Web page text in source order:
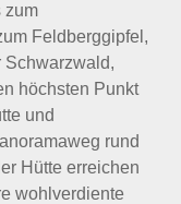
zum
Feldberggipfel,
Schwarzwald,
höchsten Punkt
und
rund
Hütte erreichen
wohlverdiente